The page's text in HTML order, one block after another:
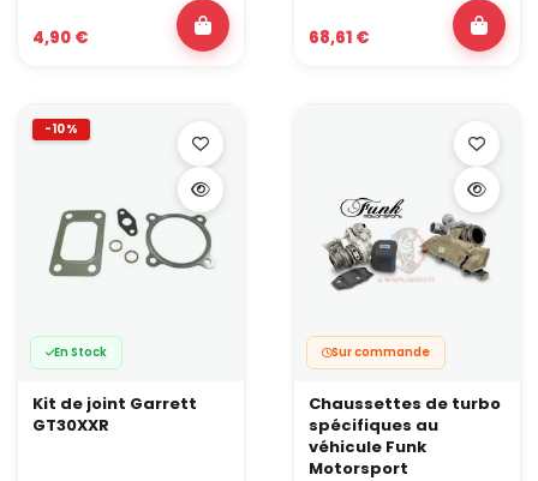
4,90 € 68,61 €
-10%
En Stock
Kit de joint Garrett
GT30XXR
Sur commande
Chaussettes de turbo
spécifiques au
véhicule Funk
Motorsport